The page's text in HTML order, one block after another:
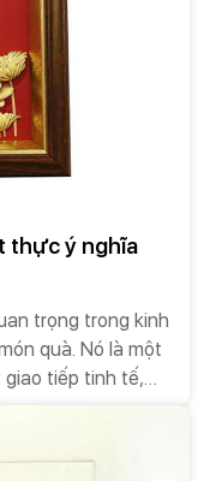
thực ý nghĩa
trọng trong kinh
quà. Nó là một
tiếp tinh tế,
tác không phải
mang lại nhiều giá